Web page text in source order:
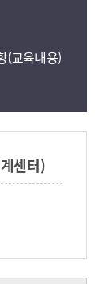
(교육내용)
센터)